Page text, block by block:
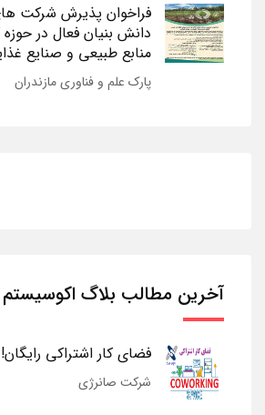
فراخوان پذیرش شرکت
دانش بنیان فعال در
منابع طبیعی و صنایع
پارک علم و فناوری مازندران
آخرین مطالب بلاگ اکوسیستم
فضای کار اشتراکی رایگان!
شرکت صانرژی